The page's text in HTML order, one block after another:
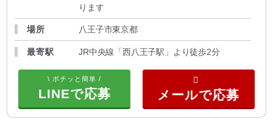
ります
場所 八王子市東京都
最寄駅 JR中央線「西八王子駅」より徒歩2分
\ ポチッと簡単 /
LINEで応募